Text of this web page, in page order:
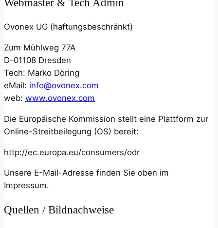
Ovonex UG (haftungsbeschränkt)
Zum Mühlweg 77A
D-01108 Dresden
Tech: Marko Döring
eMail: info@ovonex.com
web: www.ovonex.com
Die Europäische Kommission stellt eine Plattform zur
Online-Streitbeilegung (OS) bereit:
http://ec.europa.eu/consumers/odr
Unsere E-Mail-Adresse finden Sie oben im
Impressum.
Quellen / Bildnachweise